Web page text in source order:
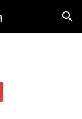
to navigation